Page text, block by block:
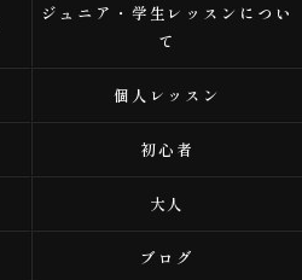
ジュニア・学生レッスンについ
て
個人レッスン
初心者
大人
ブログ